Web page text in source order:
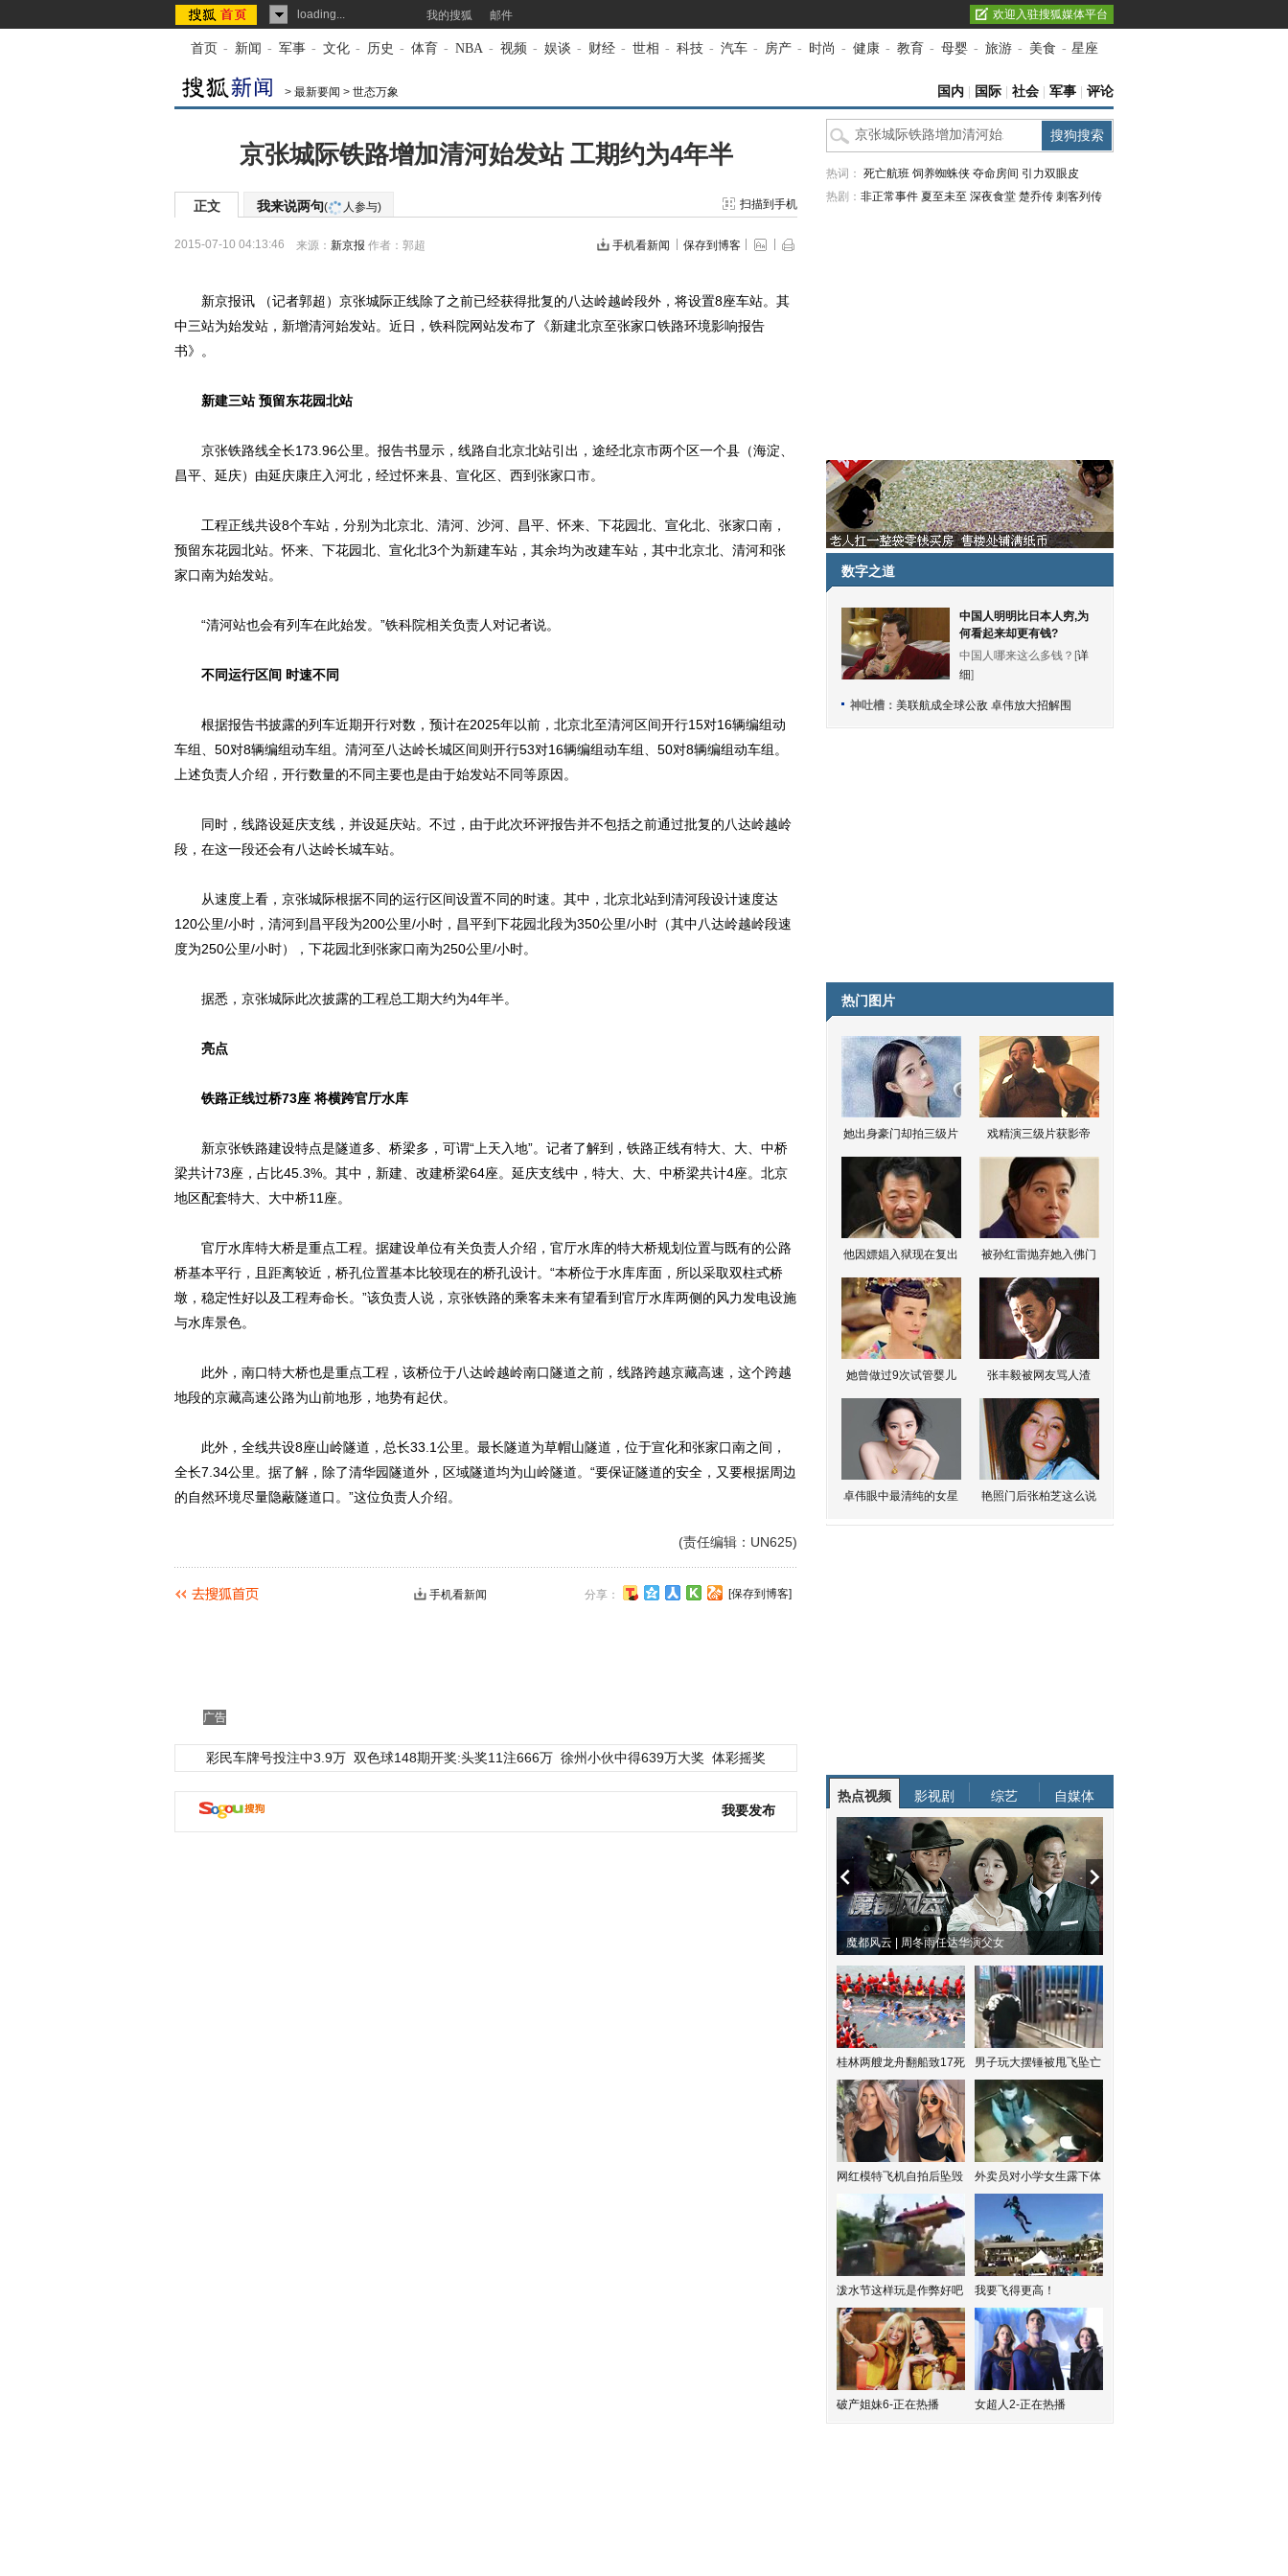
loading... 我的搜狐 邮件 欢迎入驻搜狐媒体平台
首页 - 新闻 - 军事 - 文化 - 历史 - 体育 - NBA - 视频 - 娱谈 - 财经 - 世相 - 科技 - 汽车 - 房产 - 时尚 - 健康 - 教育 - 母婴 - 旅游 - 美食 - 星座
> 最新要闻 > 世态万象 国内 国际 社会 军事 评论
京张城际铁路增加清河始发站 工期约为4年半
正文 我来说两句( 人参与) 扫描到手机
2015-07-10 04:13:46 来源： 新京报 作者：郭超 手机看新闻 保存到博客
新京报讯 （记者郭超）京张城际正线除了之前已经获得批复的八达岭越岭段外，将设置8座车站。其
中三站为始发站，新增清河始发站。近日，铁科院网站发布了《新建北京至张家口铁路环境影响报告
书》。
新建三站 预留东花园北站
京张铁路线全长173.96公里。报告书显示，线路自北京北站引出，途经北京市两个区一个县（海淀、
昌平、延庆）由延庆康庄入河北，经过怀来县、宣化区、西到张家口市。
工程正线共设8个车站，分别为北京北、清河、沙河、昌平、怀来、下花园北、宣化北、张家口南，
预留东花园北站。怀来、下花园北、宣化北3个为新建车站，其余均为改建车站，其中北京北、清河和张
家口南为始发站。
“清河站也会有列车在此始发。”铁科院相关负责人对记者说。
不同运行区间 时速不同
根据报告书披露的列车近期开行对数，预计在2025年以前，北京北至清河区间开行15对16辆编组动
车组、50对8辆编组动车组。清河至八达岭长城区间则开行53对16辆编组动车组、50对8辆编组动车组。
上述负责人介绍，开行数量的不同主要也是由于始发站不同等原因。
同时，线路设延庆支线，并设延庆站。不过，由于此次环评报告并不包括之前通过批复的八达岭越岭
段，在这一段还会有八达岭长城车站。
从速度上看，京张城际根据不同的运行区间设置不同的时速。其中，北京北站到清河段设计速度达
120公里/小时，清河到昌平段为200公里/小时，昌平到下花园北段为350公里/小时（其中八达岭越岭段速
度为250公里/小时），下花园北到张家口南为250公里/小时。
据悉，京张城际此次披露的工程总工期大约为4年半。
亮点
铁路正线过桥73座 将横跨官厅水库
新京张铁路建设特点是隧道多、桥梁多，可谓“上天入地”。记者了解到，铁路正线有特大、大、中桥
梁共计73座，占比45.3%。其中，新建、改建桥梁64座。延庆支线中，特大、大、中桥梁共计4座。北京
地区配套特大、大中桥11座。
官厅水库特大桥是重点工程。据建设单位有关负责人介绍，官厅水库的特大桥规划位置与既有的公路
桥基本平行，且距离较近，桥孔位置基本比较现在的桥孔设计。“本桥位于水库库面，所以采取双柱式桥
墩，稳定性好以及工程寿命长。”该负责人说，京张铁路的乘客未来有望看到官厅水库两侧的风力发电设施
与水库景色。
此外，南口特大桥也是重点工程，该桥位于八达岭越岭南口隧道之前，线路跨越京藏高速，这个跨越
地段的京藏高速公路为山前地形，地势有起伏。
此外，全线共设8座山岭隧道，总长33.1公里。最长隧道为草帽山隧道，位于宣化和张家口南之间，
全长7.34公里。据了解，除了清华园隧道外，区域隧道均为山岭隧道。“要保证隧道的安全，又要根据周边
的自然环境尽量隐蔽隧道口。”这位负责人介绍。
(责任编辑：UN625)
分享： [保存到博客]
手机看新闻
广告
彩民车牌号投注中3.9万 双色球148期开奖:头奖11注666万 徐州小伙中得639万大奖 体彩摇奖
我要发布
热词： 死亡航班 饲养蜘蛛侠 夺命房间 引力双眼皮
热剧： 非正常事件 夏至未至 深夜食堂 楚乔传 刺客列传
数字之道
中国人明明比日本人穷,为
何看起来却更有钱?
中国人哪来这么多钱？[详
细]
神吐槽： 美联航成全球公敌 卓伟放大招解围
热门图片
她出身豪门却拍三级片 戏精演三级片获影帝
他因嫖娼入狱现在复出 被孙红雷抛弃她入佛门
她曾做过9次试管婴儿 张丰毅被网友骂人渣
卓伟眼中最清纯的女星 艳照门后张柏芝这么说
热点视频 影视剧 综艺 自媒体
魔都风云 | 周冬雨任达华演父女
桂林两艘龙舟翻船致17死 男子玩大摆锤被甩飞坠亡
网红模特飞机自拍后坠毁 外卖员对小学女生露下体
泼水节这样玩是作弊好吧 我要飞得更高！
破产姐妹6-正在热播 女超人2-正在热播